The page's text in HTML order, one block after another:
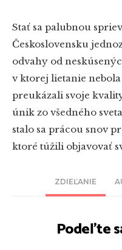
ZDIEĽANIE
Podeľte
Stať sa palubnou
Československu
odvahy od
v ktorej lietanie nebola
preukázali svoje
únik zo všedného
stalo sa prácou snov
ktoré túžili objavovať